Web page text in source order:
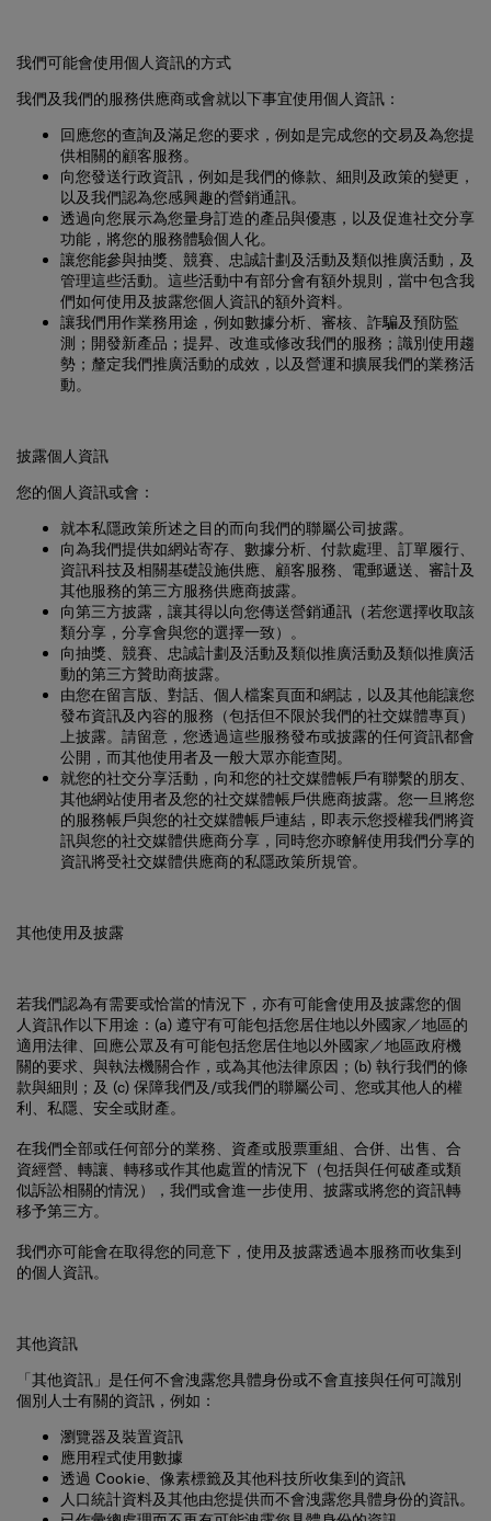
我們及我們的服務供應商或會就以下事宜使用個人資訊：
回應您的查詢及滿足您的要求，例如是完成您的交易及為您提
供相關的顧客服務。
向您發送行政資訊，例如是我們的條款、細則及政策的變更，
以及我們認為您感興趣的營銷通訊。
透過向您展示為您量身訂造的產品與優惠，以及促進社交分享
功能，將您的服務體驗個人化。
讓您能參與抽獎、競賽、忠誠計劃及活動及類似推廣活動，及
管理這些活動。這些活動中有部分會有額外規則，當中包含我
們如何使用及披露您個人資訊的額外資料。
讓我們用作業務用途，例如數據分析、審核、詐騙及預防監
測；開發新產品；提昇、改進或修改我們的服務；識別使用趨
勢；釐定我們推廣活動的成效，以及營運和擴展我們的業務活
動。
您的個人資訊或會：
就本私隱政策所述之目的而向我們的聯屬公司披露。
向為我們提供如網站寄存、數據分析、付款處理、訂單履行、
資訊科技及相關基礎設施供應、顧客服務、電郵遞送、審計及
其他服務的第三方服務供應商披露。
向第三方披露，讓其得以向您傳送營銷通訊（若您選擇收取該
類分享，分享會與您的選擇一致）。
向抽獎、競賽、忠誠計劃及活動及類似推廣活動及類似推廣活
動的第三方贊助商披露。
由您在留言版、對話、個人檔案頁面和網誌，以及其他能讓您
發布資訊及內容的服務（包括但不限於我們的社交媒體專頁）
上披露。請留意，您透過這些服務發布或披露的任何資訊都會
公開，而其他使用者及一般大眾亦能查閱。
就您的社交分享活動，向和您的社交媒體帳戶有聯繫的朋友、
其他網站使用者及您的社交媒體帳戶供應商披露。您一旦將您
的服務帳戶與您的社交媒體帳戶連結，即表示您授權我們將資
訊與您的社交媒體供應商分享，同時您亦瞭解使用我們分享的
資訊將受社交媒體供應商的私隱政策所規管。
人資訊作以下用途：(a) 遵守有可能包括您居住地以外國家／地區的
適用法律、回應公眾及有可能包括您居住地以外國家／地區政府機
關的要求、與執法機關合作，或為其他法律原因；(b) 執行我們的條
款與細則；及 (c) 保障我們及/或我們的聯屬公司、您或其他人的權
利、私隱、安全或財產。
資經營、轉讓、轉移或作其他處置的情況下（包括與任何破產或類
似訴訟相關的情況），我們或會進一步使用、披露或將您的資訊轉
移予第三方。
的個人資訊。
其他資訊
個別人士有關的資訊，例如：
瀏覽器及裝置資訊
應用程式使用數據
透過 Cookie、像素標籤及其他科技所收集到的資訊
人口統計資料及其他由您提供而不會洩露您具體身份的資訊。
已作彙總處理而不再有可能洩露您具體身份的資訊。